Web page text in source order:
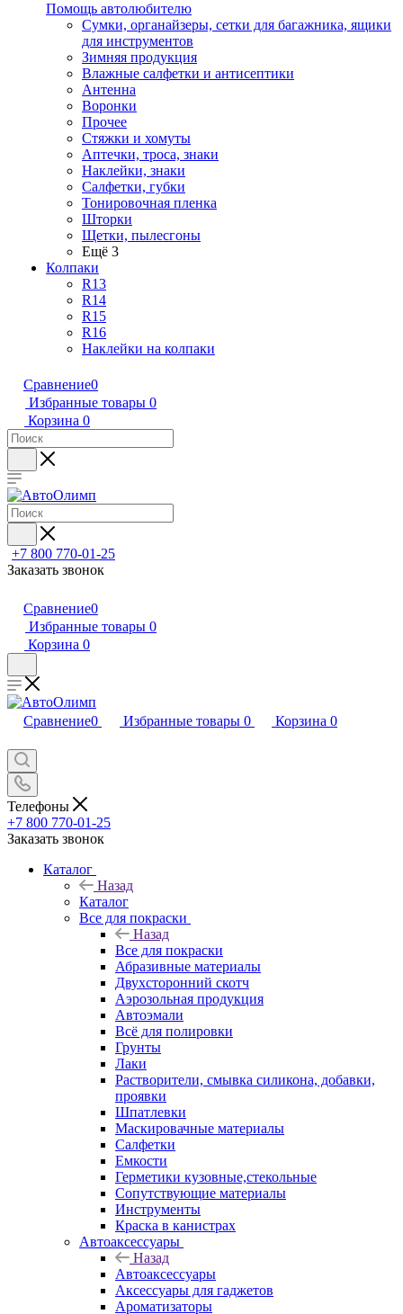
Помощь автолюбителю
Сумки, органайзеры, сетки для багажника, ящики
для инструментов
Зимняя продукция
Влажные салфетки и антисептики
Антенна
Воронки
Прочее
Стяжки и хомуты
Аптечки, троса, знаки
Наклейки, знаки
Салфетки, губки
Тонировочная пленка
Шторки
Щетки, пылесгоны
Ещё 3
Колпаки
R13
R14
R15
R16
Наклейки на колпаки
Сравнение0
Избранные товары 0
Корзина 0
+7 800 770-01-25
Заказать звонок
Сравнение0
Избранные товары 0
Корзина 0
Сравнение0 Избранные товары 0 Корзина 0
Телефоны
+7 800 770-01-25
Заказать звонок
Каталог
Назад
Каталог
Все для покраски
Назад
Все для покраски
Абразивные материалы
Двухсторонний скотч
Аэрозольная продукция
Автоэмали
Всё для полировки
Грунты
Лаки
Растворители, смывка силикона, добавки,
проявки
Шпатлевки
Маскировачные материалы
Салфетки
Емкости
Герметики кузовные,стекольные
Сопутствующие материалы
Инструменты
Краска в канистрах
Автоаксессуары
Назад
Автоаксессуары
Аксессуары для гаджетов
Ароматизаторы